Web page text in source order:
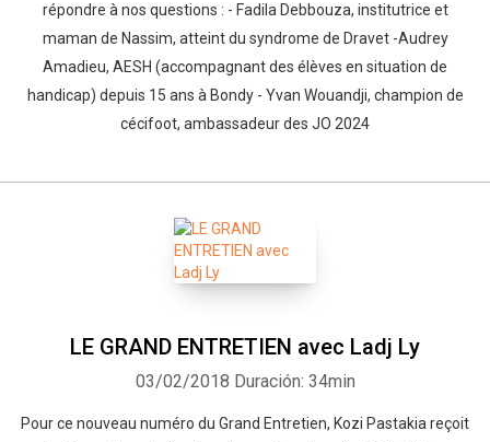
répondre à nos questions : - Fadila Debbouza, institutrice et
maman de Nassim, atteint du syndrome de Dravet -Audrey
Amadieu, AESH (accompagnant des élèves en situation de
handicap) depuis 15 ans à Bondy - Yvan Wouandji, champion de
cécifoot, ambassadeur des JO 2024
LE GRAND ENTRETIEN avec Ladj Ly
03/02/2018 Duración: 34min
Pour ce nouveau numéro du Grand Entretien, Kozi Pastakia reçoit